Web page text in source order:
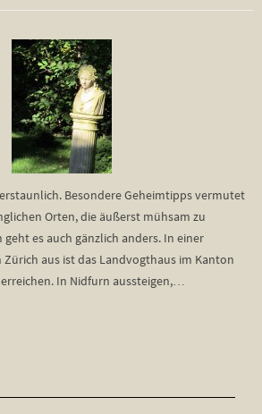
Besondere Geheimtipps vermutet
Orten, die äußerst mühsam zu
es auch gänzlich anders. In einer
aus ist das Landvogthaus im Kanton
In Nidfurn aussteigen,…